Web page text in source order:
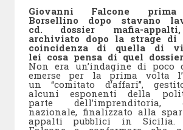
Giovanni Falcone
Borsellino dopo stavano
cd. dossier mafia-
archiviato dopo la strage di
coincidenza di quella di
lei cosa pensa di quel
Non era un’indagine di poco
emerse per la prima volta
un “comitato d’affari”,
alcuni esponenti della
parte
nazionale, finalizzato alla
appalti pubblici in Sicilia.